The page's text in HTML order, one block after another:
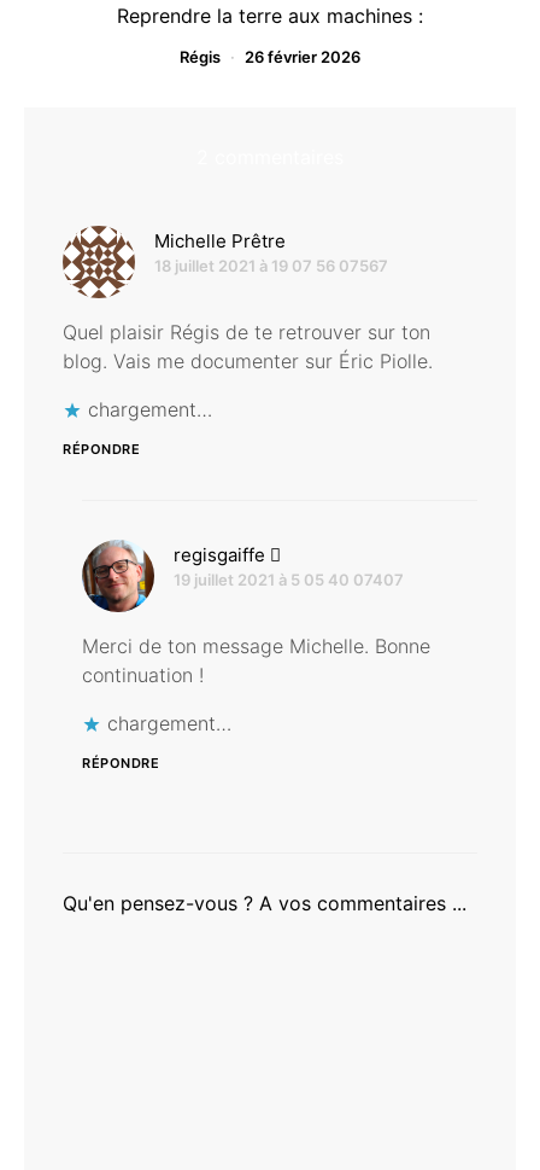
Reprendre la terre aux machines :
Régis 26 février 2026
Michelle Prêtre
18 juillet 2021 à 19 07 56 07567
Quel plaisir Régis de te retrouver sur ton
blog. Vais me documenter sur Éric Piolle.
chargement…
RÉPONDRE
regisgaiffe
19 juillet 2021 à 5 05 40 07407
Merci de ton message Michelle. Bonne
continuation !
chargement…
RÉPONDRE
Qu'en pensez-vous ? A vos commentaires ...